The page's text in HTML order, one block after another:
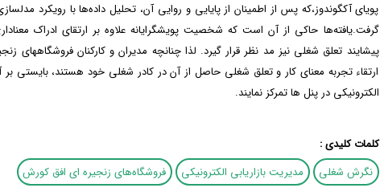
پویای آکگوندوز،که پس از اطمینان از پایایی و روایی آن، تحلیل داده‌ها با رویکرد
گرفت.یافته‌ها حاکی از آن است که شخصیت پویشگرایانه علاوه بر ارتقای ادراک
پیشایند تعلق شغلی نیز مد نظر قرار گیرد. لذا چنانچه مدیران و کارکنان فروشگاههای
ارتقاء تجربه معنای کار و تعلق شغلی حاصل از آن در کادر شغلی خود هستند، بایستی بر
الکترونیکی در پنل ها تمرکز نمایند.
کلمات کلیدی :
نگرش شغلی
مدیریت بازاریابی الکترونیکی فروشگاه‌های زنجیره ای افق کورش